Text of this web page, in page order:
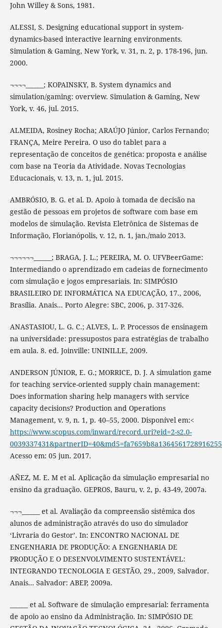
John Willey & Sons, 1981.
ALESSI, S. Designing educational support in system-
dynamics-based interactive learning environments.
Simulation & Gaming, New York, v. 31, n. 2, p. 178-196, jun.
2000.
¬¬¬¬______; KOPAINSKY, B. System dynamics and
simulation/gaming: overview. Simulation & Gaming, New
York, v. 46, jul. 2015.
ALMEIDA, Rosiney Rocha; ARAÚJO Júnior, Carlos Fernando;
FRANÇA, Meire Pereira. O uso do tablet para a
representação de conceitos de genética: proposta e análise
com base na Teoria da Atividade. Novas Tecnologias
Educacionais, v. 13, n. 1, jul. 2015.
AMBRÓSIO, B. G. et al. D. Apoio à tomada de decisão na
gestão de pessoas em projetos de software com base em
modelos de simulação. Revista Eletrônica de Sistemas de
Informação, Florianópolis, v. 12, n. 1, jan./maio 2013.
¬¬¬¬¬¬______; BRAGA, J. L.; PEREIRA, M. O. UFVBeerGame:
Intermediando o aprendizado em cadeias de fornecimento
com simulação e jogos empresariais. In: SIMPÓSIO
BRASILEIRO DE INFORMÁTICA NA EDUCAÇÃO, 17., 2006,
Brasília. Anais... Porto Alegre: SBC, 2006, p. 317-326.
ANASTASIOU, L. G. C.; ALVES, L. P. Processos de ensinagem
na universidade: pressupostos para estratégias de trabalho
em aula. 8. ed. Joinville: UNINILLE, 2009.
ANDERSON JÚNIOR, E. G.; MORRICE, D. J. A simulation game
for teaching service-oriented supply chain management:
Does information sharing help managers with service
capacity decisions? Production and Operations
Management, v. 9, n. 1, p. 40–55, 2000. Disponível em:<
https://www.scopus.com/inward/record.uri?eid=2-s2.0-
Acesso em: 05 jun. 2017.
AÑEZ, M. E. M et al. Aplicação da simulação empresarial no
ensino da graduação. GEPROS, Bauru, v. 2, p. 43-49, 2007a.
¬¬¬______ et al. Avaliação da compreensão sistêmica dos
alunos de administração através do uso do simulador
‘Livraria do Gestor’. In: ENCONTRO NACIONAL DE
ENGENHARIA DE PRODUÇÃO: A ENGENHARIA DE
PRODUÇÃO E O DESENVOLVIMENTO SUSTENTÁVEL:
INTEGRANDO TECNOLOGIA E GESTÃO, 29., 2009, Salvador.
Anais... Salvador: ABEP, 2009a.
______ et al. Software de simulação empresarial: ferramenta
de apoio ao ensino da Administração. In: SIMPÓSIO DE